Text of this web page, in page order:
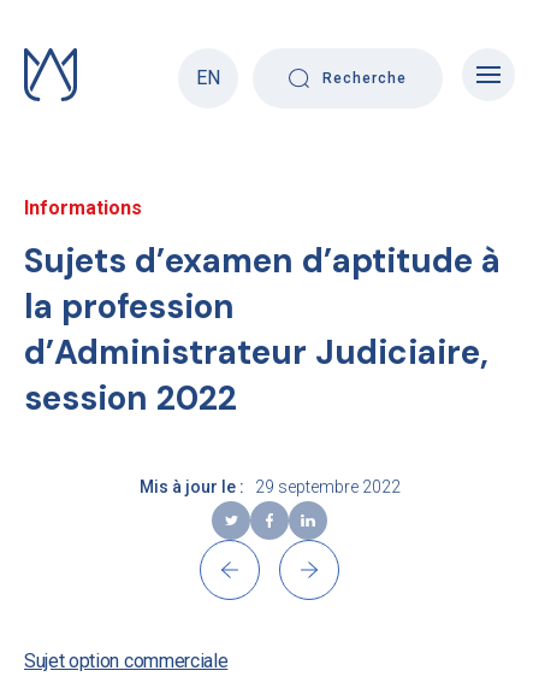
content
EN
Recherche
Informations
Sujets d’examen d’aptitude à
la profession
d’Administrateur Judiciaire,
session 2022
Mis à jour le : 29 septembre 2022
Sujet option commerciale